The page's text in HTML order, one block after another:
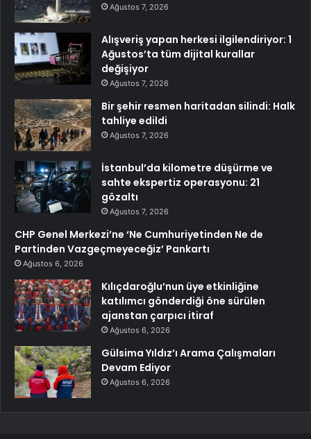
Ağustos 7, 2026
Alışveriş yapan herkesi ilgilendiriyor: 1
Ağustos’ta tüm dijital kurallar
değişiyor
Ağustos 7, 2026
Bir şehir resmen haritadan silindi: Halk
tahliye edildi
Ağustos 7, 2026
İstanbul’da kilometre düşürme ve
sahte ekspertiz operasyonu: 21
gözaltı
Ağustos 7, 2026
CHP Genel Merkezi’ne ‘Ne Cumhuriyetinden Ne de
Partinden Vazgeçmeyeceğiz’ Pankartı
Ağustos 6, 2026
Kılıçdaroğlu’nun üye etkinliğine
katılımcı gönderdiği öne sürülen
ajanstan çarpıcı itiraf
Ağustos 6, 2026
Gülsima Yıldız’ı Arama Çalışmaları
Devam Ediyor
Ağustos 6, 2026